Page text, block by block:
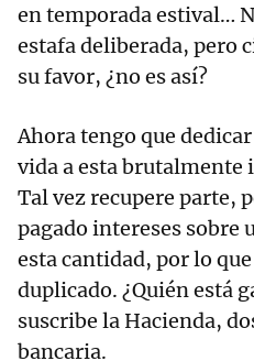
en temporada estival…
estafa deliberada, pero
su favor, ¿no es así?
Ahora tengo que
vida a esta
Tal vez recupere parte,
pagado intereses sobre
esta cantidad, por lo
duplicado. ¿Quién está
suscribe la Hacienda,
bancaria.